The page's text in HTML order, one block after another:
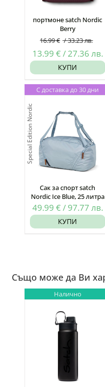
портмоне satch Nordic
Berry
16.99€ /33.23лв.
Original
16.99 €
/
33.23
лв..
13.99 € /27.36 лв.
КУПИ
С доставка до 30 дни
Special Edition Nordic
Сак за спорт satch
Nordic Ice Blue, 25 литра
49.99 € / 97.77 лв.
КУПИ
Също може да Ви
Налично